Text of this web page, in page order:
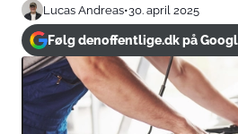
Lucas Andreas•30. april 2025
Følg denoffentlige.dk på